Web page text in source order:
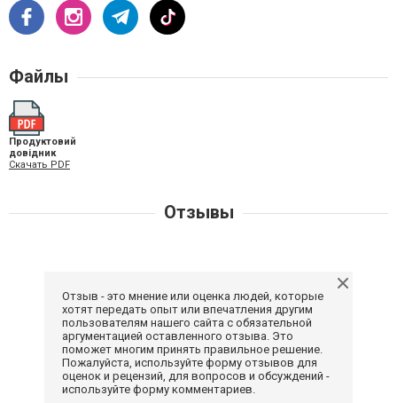
Файлы
Продуктовий
довідник
Скачать PDF
Отзывы
Отзыв - это мнение или оценка людей, которые
хотят передать опыт или впечатления другим
пользователям нашего сайта с обязательной
аргументацией оставленного отзыва. Это
поможет многим принять правильное решение.
Пожалуйста, используйте форму отзывов для
оценок и рецензий, для вопросов и обсуждений -
используйте форму комментариев.